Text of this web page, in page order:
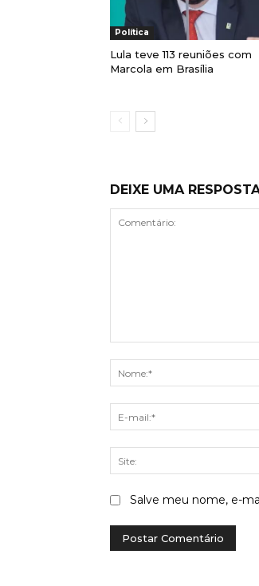
Política
Lula teve 113 reuniões com
Marcola em Brasília
DEIXE UMA
Salve meu nome, e-